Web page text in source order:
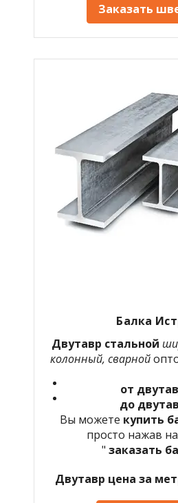
Заказать
Балка
Двутавр стальной
колонный, сварной
от
до
Вы можете купить
просто нажав
" заказать
Двутавр цена за